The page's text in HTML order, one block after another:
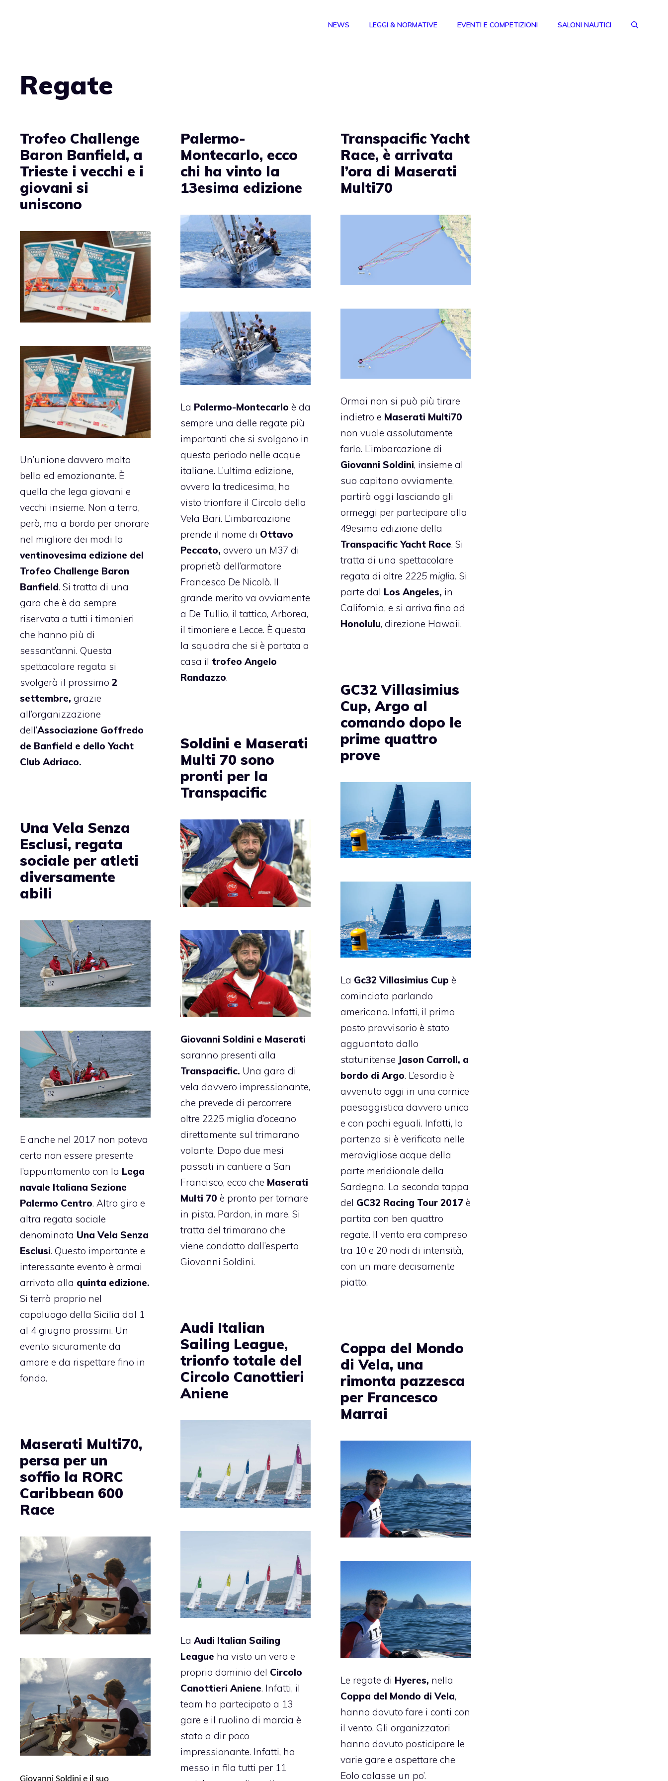
NEWS LEGGI & NORMATIVE EVENTI E COMPETIZIONI SALONI NAUTICI
Regate
Trofeo Challenge
Baron Banfield, a
Trieste i vecchi e i
giovani si
uniscono
Un’unione davvero molto
bella ed emozionante. È
quella che lega giovani e
vecchi insieme. Non a terra,
però, ma a bordo per onorare
nel migliore dei modi la
ventinovesima edizione del
Trofeo Challenge Baron
Banfield. Si tratta di una
gara che è da sempre
riservata a tutti i timonieri
che hanno più di
sessant’anni. Questa
spettacolare regata si
svolgerà il prossimo 2
settembre, grazie
all’organizzazione
dell’Associazione Goffredo
de Banfield e dello Yacht
Club Adriaco.
Palermo-
Montecarlo, ecco
chi ha vinto la
13esima edizione
La Palermo-Montecarlo è da
sempre una delle regate più
importanti che si svolgono in
questo periodo nelle acque
italiane. L’ultima edizione,
ovvero la tredicesima, ha
visto trionfare il Circolo della
Vela Bari. L’imbarcazione
prende il nome di Ottavo
Peccato, ovvero un M37 di
proprietà dell’armatore
Francesco De Nicolò. Il
grande merito va ovviamente
a De Tullio, il tattico, Arborea,
il timoniere e Lecce. È questa
la squadra che si è portata a
casa il trofeo Angelo
Randazzo.
Transpacific Yacht
Race, è arrivata
l’ora di Maserati
Multi70
Ormai non si può più tirare
indietro e Maserati Multi70
non vuole assolutamente
farlo. L’imbarcazione di
Giovanni Soldini, insieme al
suo capitano ovviamente,
partirà oggi lasciando gli
ormeggi per partecipare alla
49esima edizione della
Transpacific Yacht Race. Si
tratta di una spettacolare
regata di oltre 2225 miglia. Si
parte dal Los Angeles, in
California, e si arriva fino ad
Honolulu, direzione Hawaii.
GC32 Villasimius
Cup, Argo al
comando dopo le
prime quattro
prove
La Gc32 Villasimius Cup è
cominciata parlando
americano. Infatti, il primo
posto provvisorio è stato
agguantato dallo
statunitense Jason Carroll, a
bordo di Argo. L’esordio è
avvenuto oggi in una cornice
paesaggistica davvero unica
e con pochi eguali. Infatti, la
partenza si è verificata nelle
meravigliose acque della
parte meridionale della
Sardegna. La seconda tappa
del GC32 Racing Tour 2017 è
partita con ben quattro
regate. Il vento era compreso
tra 10 e 20 nodi di intensità,
con un mare decisamente
piatto.
Soldini e Maserati
Multi 70 sono
pronti per la
Transpacific
Giovanni Soldini e Maserati
saranno presenti alla
Transpacific. Una gara di
vela davvero impressionante,
che prevede di percorrere
oltre 2225 miglia d’oceano
direttamente sul trimarano
volante. Dopo due mesi
passati in cantiere a San
Francisco, ecco che Maserati
Multi 70 è pronto per tornare
in pista. Pardon, in mare. Si
tratta del trimarano che
viene condotto dall’esperto
Giovanni Soldini.
Una Vela Senza
Esclusi, regata
sociale per atleti
diversamente
abili
E anche nel 2017 non poteva
certo non essere presente
l’appuntamento con la Lega
navale Italiana Sezione
Palermo Centro. Altro giro e
altra regata sociale
denominata Una Vela Senza
Esclusi. Questo importante e
interessante evento è ormai
arrivato alla quinta edizione.
Si terrà proprio nel
capoluogo della Sicilia dal 1
al 4 giugno prossimi. Un
evento sicuramente da
amare e da rispettare fino in
fondo.
Audi Italian
Sailing League,
trionfo totale del
Circolo Canottieri
Aniene
La Audi Italian Sailing
League ha visto un vero e
proprio dominio del Circolo
Canottieri Aniene. Infatti, il
team ha partecipato a 13
gare e il ruolino di marcia è
stato a dir poco
impressionante. Infatti, ha
messo in fila tutti per 11
Coppa del Mondo
di Vela, una
rimonta pazzesca
per Francesco
Marrai
Le regate di Hyeres, nella
Coppa del Mondo di Vela,
hanno dovuto fare i conti con
il vento. Gli organizzatori
hanno dovuto posticipare le
varie gare e aspettare che
Eolo calasse un po’.
Maserati Multi70,
persa per un
soffio la RORC
Caribbean 600
Race